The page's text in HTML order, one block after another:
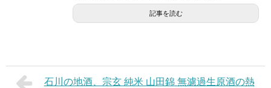
記事を読む
石川の地酒、宗玄 純米 山田錦 無濾過生原酒の熱